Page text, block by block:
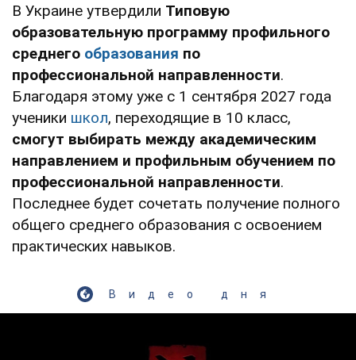
В Украине утвердили Типовую
образовательную программу профильного
среднего образования по
профессиональной направленности.
Благодаря этому уже с 1 сентября 2027 года
ученики школ, переходящие в 10 класс,
смогут выбирать между академическим
направлением и профильным обучением по
профессиональной направленности.
Последнее будет сочетать получение полного
общего среднего образования с освоением
практических навыков.
Видео дня